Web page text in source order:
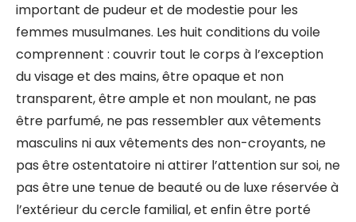
important de pudeur et de modestie pour les
femmes musulmanes. Les huit conditions du voile
comprennent : couvrir tout le corps à l’exception
du visage et des mains, être opaque et non
transparent, être ample et non moulant, ne pas
être parfumé, ne pas ressembler aux vêtements
masculins ni aux vêtements des non-croyants, ne
pas être ostentatoire ni attirer l’attention sur soi, ne
pas être une tenue de beauté ou de luxe réservée à
l’extérieur du cercle familial, et enfin être porté